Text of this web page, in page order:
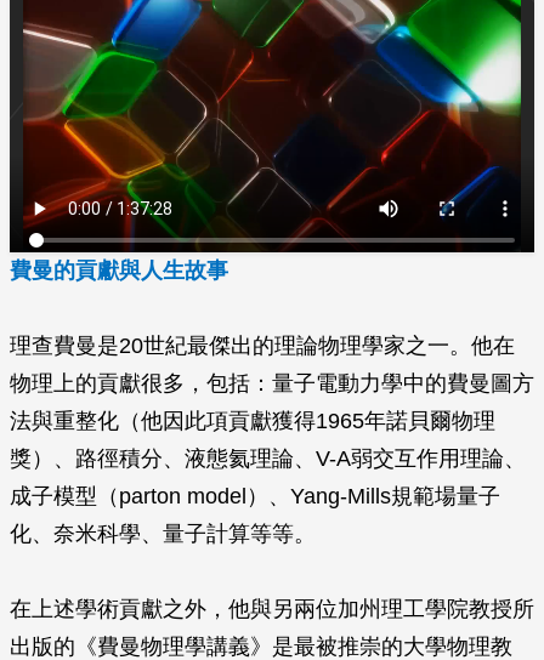
費曼的貢獻與人生故事
理查費曼是20世紀最傑出的理論物理學家之一。他在
物理上的貢獻很多，包括：量子電動力學中的費曼圖方
法與重整化（他因此項貢獻獲得1965年諾貝爾物理
獎）、路徑積分、液態氦理論、V-A弱交互作用理論、
成子模型（parton model）、Yang-Mills規範場量子
化、奈米科學、量子計算等等。
在上述學術貢獻之外，他與另兩位加州理工學院教授所
出版的《費曼物理學講義》是最被推崇的大學物理教